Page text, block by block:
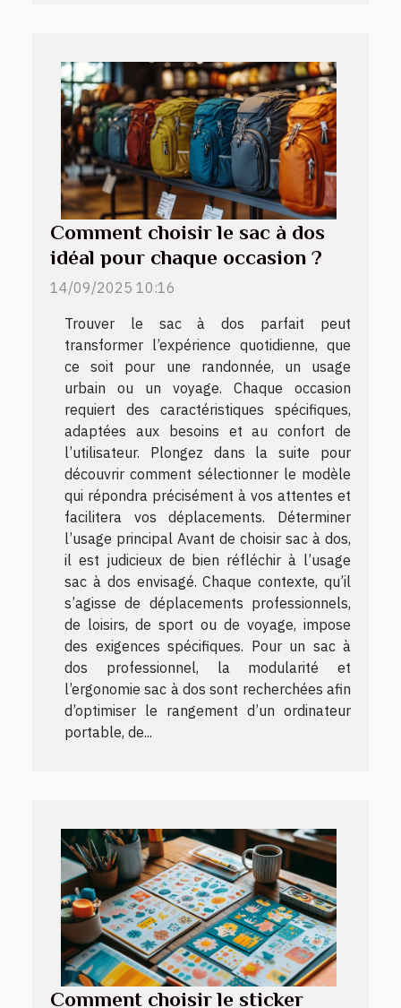
Comment choisir le sac à dos
idéal pour chaque occasion ?
14/09/2025 10:16
Trouver le sac à dos parfait peut
transformer l’expérience quotidienne, que
ce soit pour une randonnée, un usage
urbain ou un voyage. Chaque occasion
requiert des caractéristiques spécifiques,
adaptées aux besoins et au confort de
l’utilisateur. Plongez dans la suite pour
découvrir comment sélectionner le modèle
qui répondra précisément à vos attentes et
facilitera vos déplacements. Déterminer
l’usage principal Avant de choisir sac à dos,
il est judicieux de bien réfléchir à l’usage
sac à dos envisagé. Chaque contexte, qu’il
s’agisse de déplacements professionnels,
de loisirs, de sport ou de voyage, impose
des exigences spécifiques. Pour un sac à
dos professionnel, la modularité et
l’ergonomie sac à dos sont recherchées afin
d’optimiser le rangement d’un ordinateur
portable, de...
Comment choisir le sticker